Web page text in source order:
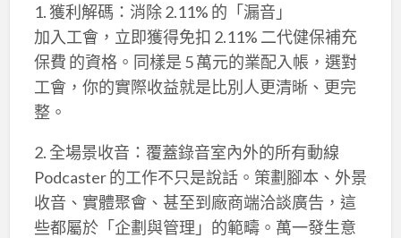
1. 獲利解碼：消除 2.11% 的「漏音」
加入工會，立即獲得免扣 2.11% 二代健保補充
保費 的資格。同樣是 5 萬元的業配入帳，選對
工會，你的實際收益就是比別人更清晰、更完
整。
2. 全場景收音：覆蓋錄音室內外的所有動線
Podcaster 的工作不只是說話。策劃腳本、外景
收音、實體聚會、甚至到廠商端洽談廣告，這
些都屬於「企劃與管理」的範疇。萬一發生意